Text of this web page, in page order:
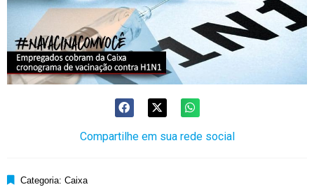
Compartilhe em sua rede social
Categoria: Caixa